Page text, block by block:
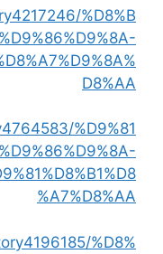
%D8%B
D8%AA
%D9%81
%D9%86%D9%8A-
%A7%D8%AA
%D8%